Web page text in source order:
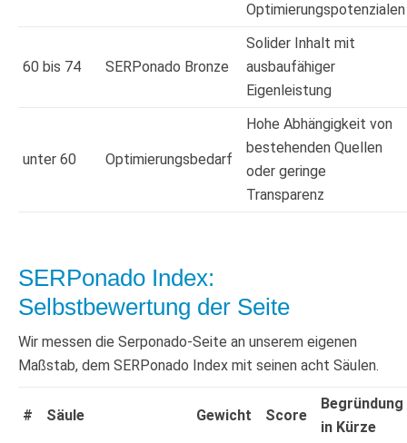
Optimierungspotenzialen
60 bis 74 SERPonado Bronze
Solider Inhalt mit
ausbaufähiger
Eigenleistung
unter 60 Optimierungsbedarf
Hohe Abhängigkeit von
bestehenden Quellen
oder geringe
Transparenz
SERPonado Index:
Selbstbewertung der Seite
Wir messen die Serponado-Seite an unserem eigenen
Maßstab, dem SERPonado Index mit seinen acht Säulen.
# Säule Gewicht Score
Begründung
in Kürze